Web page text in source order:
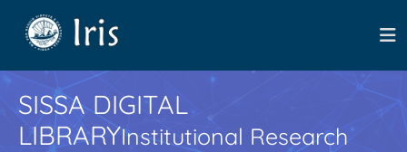
SISSA DIGITAL
LIBRARYInstitutional Research